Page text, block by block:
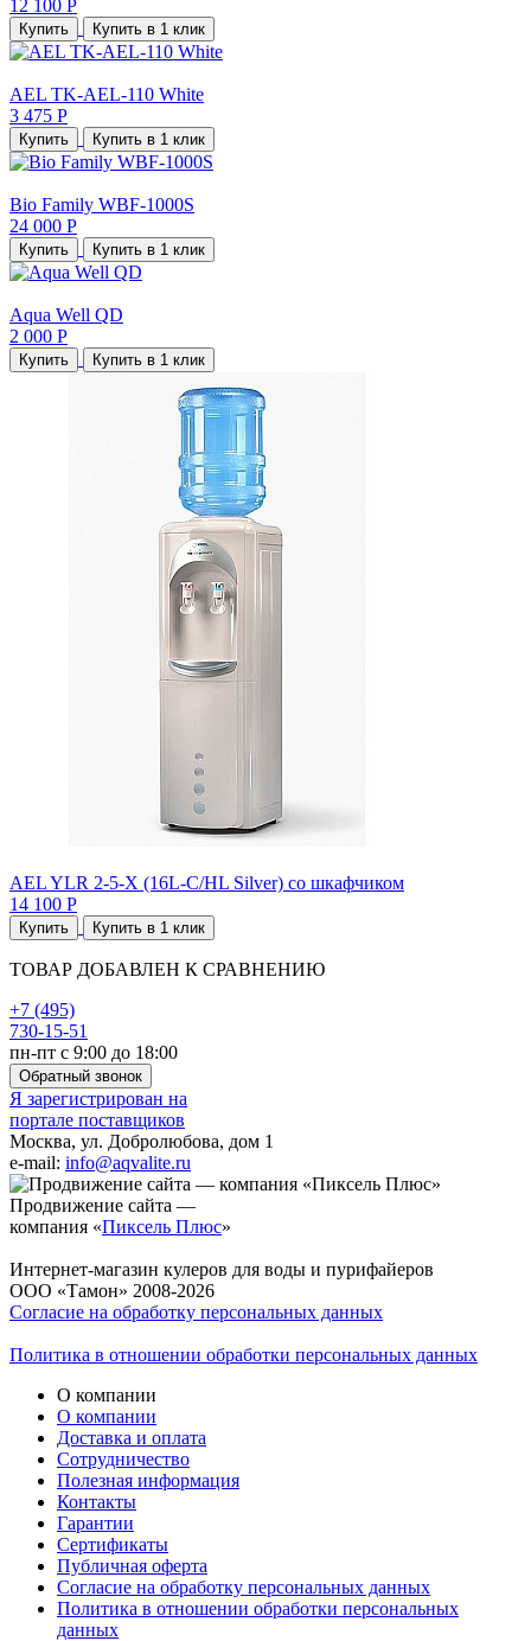
12 100 Р
Купить Купить в 1 клик
AEL TK-AEL-110 White
3 475 Р
Купить Купить в 1 клик
Bio Family WBF-1000S
24 000 Р
Купить Купить в 1 клик
Aqua Well QD
2 000 Р
Купить Купить в 1 клик
AEL YLR 2-5-X (16L-C/HL Silver) со шкафчиком
14 100 Р
Купить Купить в 1 клик
ТОВАР ДОБАВЛЕН К СРАВНЕНИЮ
+7 (495)
730-15-51
пн-пт с 9:00 до 18:00
Обратный звонок
Я зарегистрирован на
портале поставщиков
Москва, ул. Добролюбова, дом 1
e-mail: info@aqvalite.ru
Продвижение сайта —
компания «Пиксель Плюс»
Интернет-магазин кулеров для воды и пурифайеров
ООО «Тамон» 2008-2026
Согласие на обработку персональных данных
Политика в отношении обработки персональных данных
О компании
О компании
Доставка и оплата
Сотрудничество
Полезная информация
Контакты
Гарантии
Сертификаты
Публичная оферта
Согласие на обработку персональных данных
Политика в отношении обработки персональных
данных